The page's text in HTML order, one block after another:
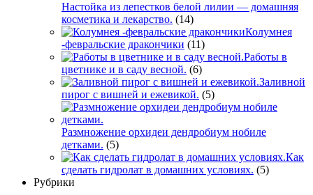
Настойка из лепестков белой лилии — домашняя
косметика и лекарство. (14)
Колумнея
-февральские дракончики (11)
Работы в
цветнике и в саду весной. (6)
Заливной
пирог с вишней и ежевикой. (5)
Размножение орхидеи дендробиум нобиле
детками. (5)
Как
сделать гидролат в домашних условиях. (5)
Рубрики